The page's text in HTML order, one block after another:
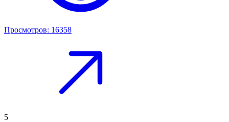
Просмотров: 16358
5